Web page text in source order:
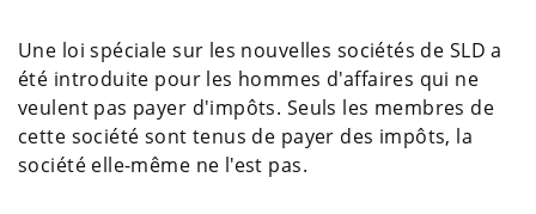
Une loi spéciale sur les nouvelles sociétés de SLD a
été introduite pour les hommes d'affaires qui ne
veulent pas payer d'impôts. Seuls les membres de
cette société sont tenus de payer des impôts, la
société elle-même ne l'est pas.